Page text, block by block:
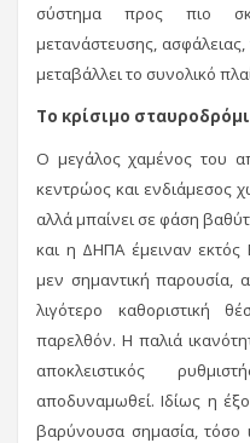
σύστημα προς πιο
μετανάστευσης,
μεταβάλλει το συνολικό
Το κρίσιμο
Ο μεγάλος χαμένος του
κεντρώος και ενδιάμεσος
αλλά μπαίνει σε φάση
και η ΔΗΠΑ έμειναν
μεν σημαντική παρουσία,
λιγότερο καθοριστική
παρελθόν. Η παλιά
αποκλειστικός
αποδυναμωθεί. Ιδίως η
βαρύνουσα σημασία, τόσο